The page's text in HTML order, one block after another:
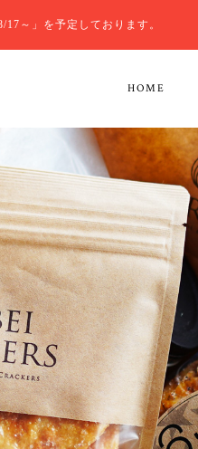
～」を予定しております。
HOME